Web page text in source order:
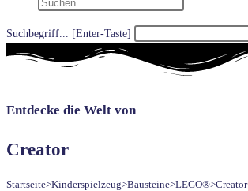
Suchbegriff... [Enter-Taste]
Entdecke die Welt von
Creator
Startseite>Kinderspielzeug>Bausteine>LEGO®>Creator